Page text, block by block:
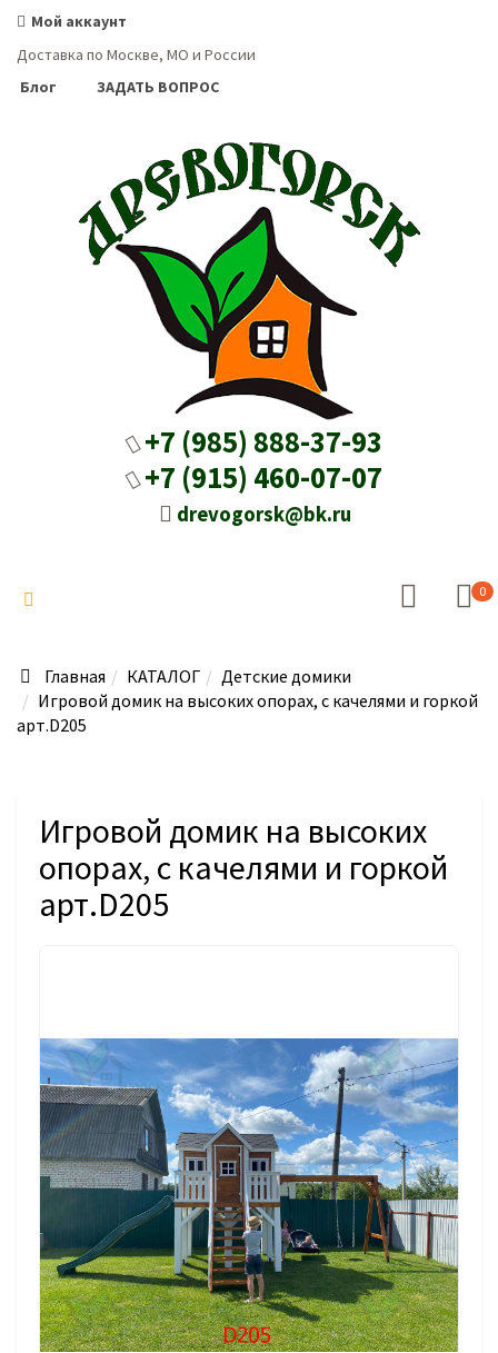
Мой аккаунт
Доставка по Москве, МО и России
Блог
ЗАДАТЬ ВОПРОС
+7 (985) 888-37-93
+7 (915) 460-07-07
drevogorsk@bk.ru
0
Главная КАТАЛОГ
Детские домики
Игровой домик на высоких опорах, с качелями и горкой
арт.D205
Игровой домик на высоких
опорах, с качелями и горкой
арт.D205